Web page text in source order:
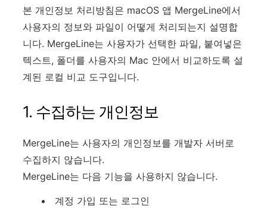
본 개인정보 처리방침은 macOS 앱 MergeLine에서
사용자의 정보와 파일이 어떻게 처리되는지 설명합
니다. MergeLine는 사용자가 선택한 파일, 붙여넣은
텍스트, 폴더를 사용자의 Mac 안에서 비교하도록 설
계된 로컬 비교 도구입니다.
1. 수집하는 개인정보
MergeLine는 사용자의 개인정보를 개발자 서버로
수집하지 않습니다.
MergeLine는 다음 기능을 사용하지 않습니다.
계정 가입 또는 로그인